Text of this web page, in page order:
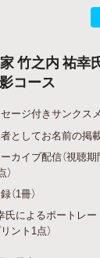
竹之内 祐幸
コース
ージ付きサンクスメ
としてお名前の掲載
カイブ配信（視聴期
1冊）
によるポートレー
ント1点）